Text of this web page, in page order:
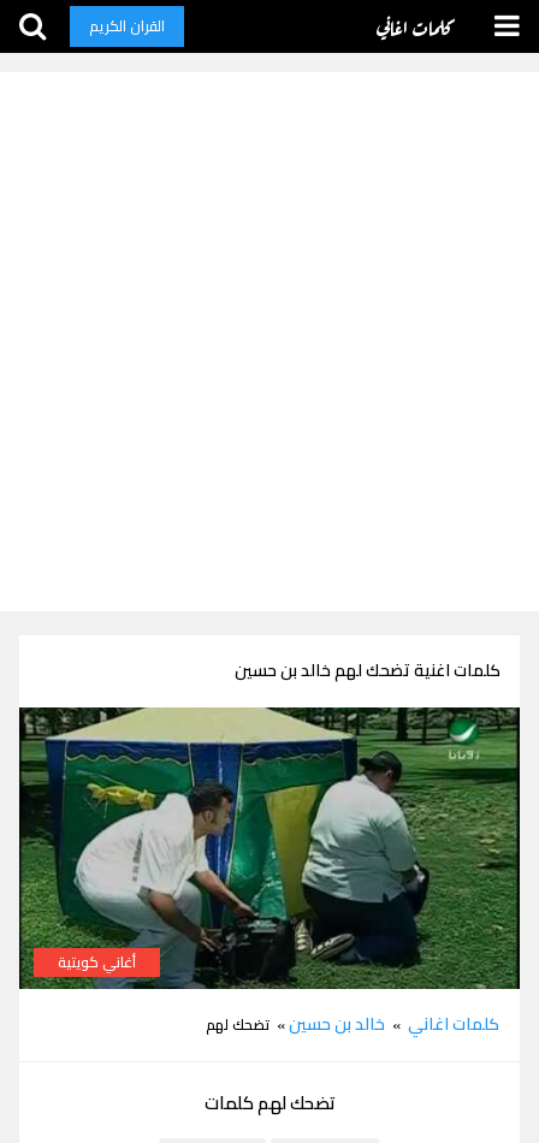
كلمات اغاني القران الكريم
كلمات اغنية تضحك لهم خالد بن حسين
أغاني كويتية
كلمات اغاني » خالد بن حسين» تضحك لهم
تضحك لهم كلمات